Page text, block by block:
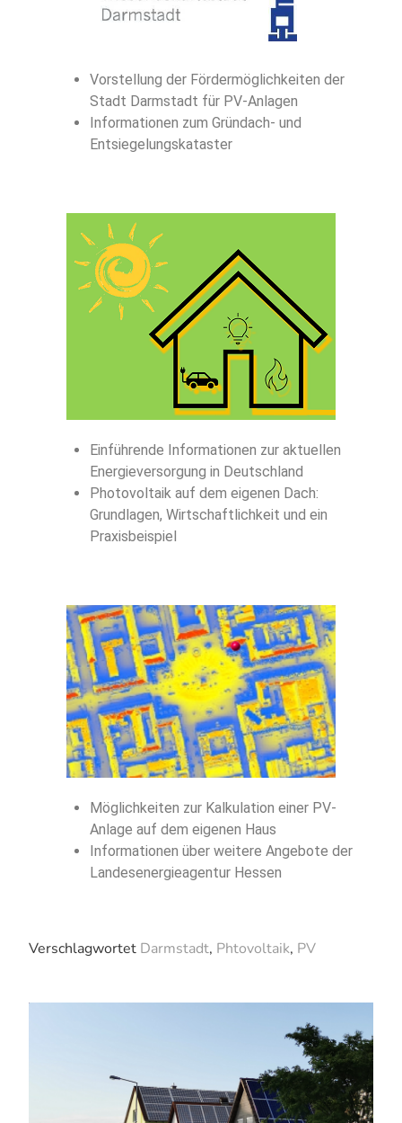
Vorstellung der Fördermöglichkeiten der
Stadt Darmstadt für PV-Anlagen
Informationen zum Gründach- und
Entsiegelungskataster
Einführende Informationen zur aktuellen
Energieversorgung in Deutschland
Photovoltaik auf dem eigenen Dach:
Grundlagen, Wirtschaftlichkeit und ein
Praxisbeispiel
Möglichkeiten zur Kalkulation einer PV-
Anlage auf dem eigenen Haus
Informationen über weitere Angebote der
Landesenergieagentur Hessen
Verschlagwortet Darmstadt, Phtovoltaik, PV